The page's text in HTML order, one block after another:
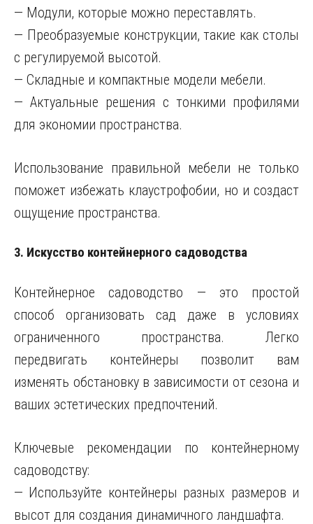
— Модули, которые можно переставлять.
— Преобразуемые конструкции, такие как столы
с регулируемой высотой.
— Складные и компактные модели мебели.
— Актуальные решения с тонкими профилями
для экономии пространства.
Использование правильной мебели не только
поможет избежать клаустрофобии, но и создаст
ощущение пространства.
3. Искусство контейнерного садоводства
Контейнерное садоводство — это простой
способ организовать сад даже в условиях
ограниченного пространства. Легко
передвигать контейнеры позволит вам
изменять обстановку в зависимости от сезона и
ваших эстетических предпочтений.
Ключевые рекомендации по контейнерному
садоводству:
— Используйте контейнеры разных размеров и
высот для создания динамичного ландшафта.